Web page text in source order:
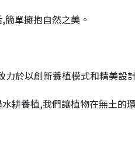
單擁抱自然之美。
於以創新養植模式和精美設
耕養植,我們讓植物在無土的